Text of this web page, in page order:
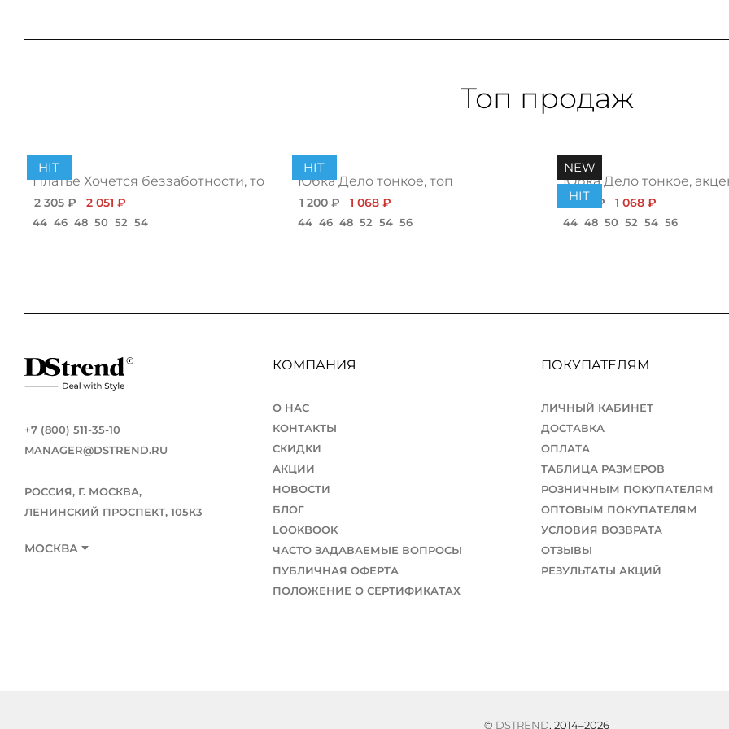
Топ продаж
HIT
Платье Хочется беззаботности, топ
2 305 ₽ 2 051 ₽
44 46 48 50 52 54
HIT
Юбка Дело тонкое, топ
1 200 ₽ 1 068 ₽
44 46 48 52 54 56
NEW
HIT
Юбка Дело тонкое,
1 200 ₽ 1 068 ₽
44 48 50 52 54 56
+7 (800) 511-35-10
MANAGER@DSTREND.RU
РОССИЯ, Г. МОСКВА,
ЛЕНИНСКИЙ ПРОСПЕКТ, 105К3
МОСКВА
КОМПАНИЯ
О НАС
КОНТАКТЫ
СКИДКИ
АКЦИИ
НОВОСТИ
БЛОГ
LOOKBOOK
ЧАСТО ЗАДАВАЕМЫЕ ВОПРОСЫ
ПУБЛИЧНАЯ ОФЕРТА
ПОЛОЖЕНИЕ О СЕРТИФИКАТАХ
ПОКУПАТЕЛЯМ
ЛИЧНЫЙ КАБИНЕТ
ДОСТАВКА
ОПЛАТА
ТАБЛИЦА РАЗМЕРОВ
РОЗНИЧНЫМ ПОКУПАТЕЛЯМ
ОПТОВЫМ ПОКУПАТЕЛЯМ
УСЛОВИЯ ВОЗВРАТА
ОТЗЫВЫ
РЕЗУЛЬТАТЫ АКЦИЙ
© DSTREND, 2014–2026